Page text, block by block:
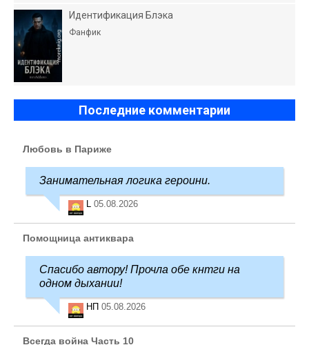
Идентификация Блэка
Фанфик
Последние комментарии
Любовь в Париже
Занимательная логика героини.
L 05.08.2026
Помощница антиквара
Спасибо автору! Прочла обе кнтги на
одном дыхании!
НП 05.08.2026
Всегда война Часть 10